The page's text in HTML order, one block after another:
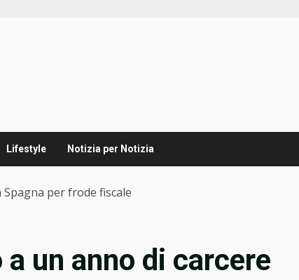
Lifestyle Notizia per Notizia
per frode fiscale
un anno di carcere